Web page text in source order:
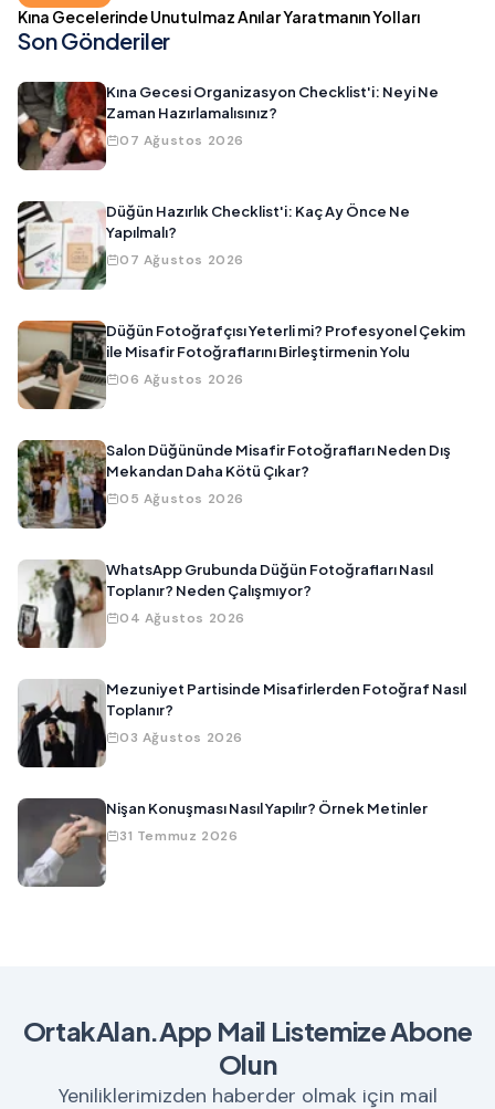
Kına Gecelerinde Unutulmaz Anılar Yaratmanın Yolları
Son Gönderiler
Kına Gecesi Organizasyon Checklist'i: Neyi Ne
Zaman Hazırlamalısınız?
07 Ağustos 2026
Düğün Hazırlık Checklist'i: Kaç Ay Önce Ne
Yapılmalı?
07 Ağustos 2026
Düğün Fotoğrafçısı Yeterli mi? Profesyonel Çekim
ile Misafir Fotoğraflarını Birleştirmenin Yolu
06 Ağustos 2026
Salon Düğününde Misafir Fotoğrafları Neden Dış
Mekandan Daha Kötü Çıkar?
05 Ağustos 2026
WhatsApp Grubunda Düğün Fotoğrafları Nasıl
Toplanır? Neden Çalışmıyor?
04 Ağustos 2026
Mezuniyet Partisinde Misafirlerden Fotoğraf Nasıl
Toplanır?
03 Ağustos 2026
Nişan Konuşması Nasıl Yapılır? Örnek Metinler
31 Temmuz 2026
OrtakAlan.App Mail Listemize Abone
Olun
Yeniliklerimizden haberder olmak için mail